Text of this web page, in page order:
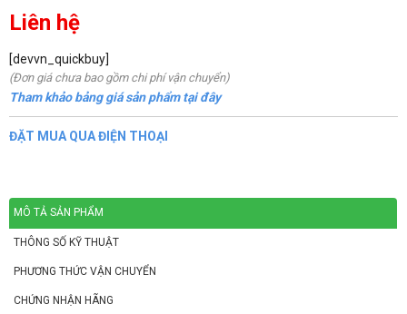
Liên hệ
[devvn_quickbuy]
(Đơn giá chưa bao gồm chi phí vận chuyển)
Tham khảo bảng giá sản phẩm tại đây
ĐẶT MUA QUA ĐIỆN THOẠI
MÔ TẢ SẢN PHẨM
THÔNG SỐ KỸ THUẬT
PHƯƠNG THỨC VẬN CHUYỂN
CHỨNG NHẬN HÃNG